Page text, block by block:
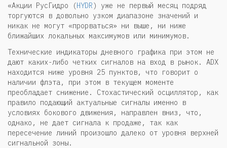
«Акции РусГидро (HYDR) уже не первый месяц подряд
торгуются в довольно узком диапазоне значений и
никак не могут «прорваться» ни выше, ни ниже
ближайших локальных максимумов или минимумов.
Технические индикаторы дневного графика при этом не
дают каких-либо четких сигналов на вход в рынок. ADX
находится ниже уровня 25 пунктов, что говорит о
наличии флэта, при этом в текущем моменте
преобладает снижение. Стохастический осциллятор, как
правило подающий актуальные сигналы именно в
условиях бокового движения, направлен вниз, что,
однако, не дает сигнала к продаже, так как
пересечение линий произошло далеко от уровня верхней
сигнальной зоны.